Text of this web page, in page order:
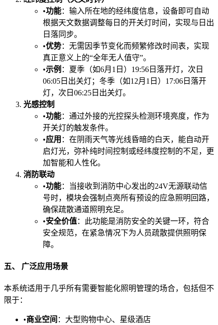
•​​功能​​：输入所在地的经纬度信息，设备即可自动
根据天文数据调整每日的开关灯时间，实现与日出
日落同步。
•​​优势​​：无需因季节变化而频繁修改时间表，实现
真正意义上的“全年无人值守”。
•​​示例​ ​：夏季（如6月1日）19:56日落开灯，次日
06:05日出关灯；冬季（如12月1日）17:06日落开
灯，次日06:25日出关灯。
光感控制​
•​​功能​​：通过外接的光控探头检测环境亮度，作为
开关灯的触发条件。
•​​应用​ ​：在阴雨天气等光线昏暗的白天，能自动开
启灯光，弥补纯时间控制或经纬度控制的不足，更
加智能和人性化。
消防联动​
•​​功能​​：当接收到消防中心发出的24V无源联动信
号时，模块会强制点亮所有预设的应急照明回路，
确保疏散通道照明充足。
•​​安全价值​​：此功能是消防安全的关键一环，符合
安全规范，在紧急情况下为人员疏散提供照明保
障。
​五、 广泛应用场景​
本系统适用于几乎所有需要智能化照明管理的场合，包括但不
限于：
•​​商业空间​ ​：大型购物中心、星级酒店